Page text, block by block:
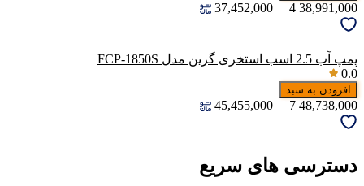
38,991,000
4
37,452,000
پمپ آب 2.5 اسب استخری گرین مدل FCP-1850S
0.0
افزودن به سبد
48,738,000
7
45,455,000
دسترسی های سریع